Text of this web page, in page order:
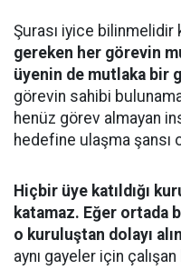
Şurası iyice bilinmelidir
gereken her görevin
üyenin de mutlaka bir
görevin sahibi
henüz görev almayan
hedefine ulaşma şansı
Hiçbir üye katıldığı
katamaz. Eğer ortada
o kuruluştan dolayı
aynı gayeler için